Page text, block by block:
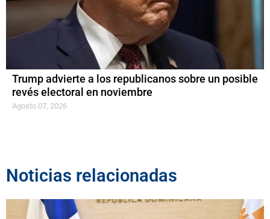
Trump advierte a los republicanos sobre un posible
revés electoral en noviembre
Agosto 07, 2026
Noticias relacionadas